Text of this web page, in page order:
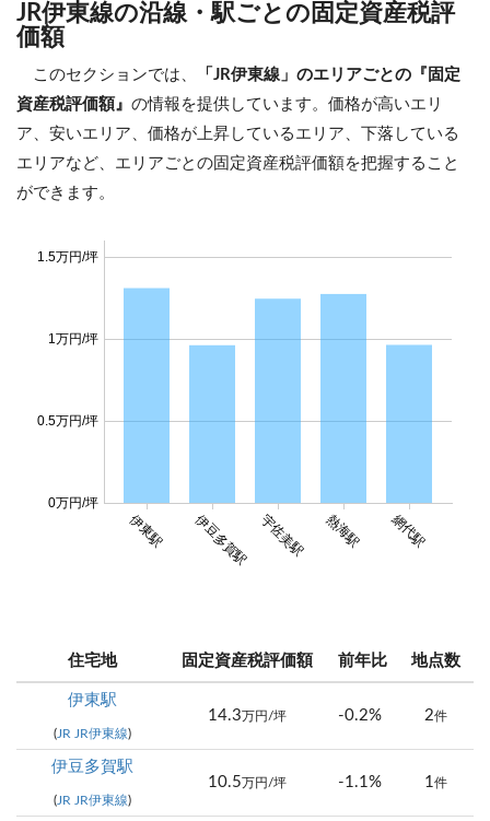
JR伊東線の沿線・駅ごとの固定資産税評
価額
このセクションでは、
「JR伊東線」のエリアごとの『固定
資産税評価額』 の情報を提供しています。価格が高いエリ
ア、安いエリア、価格が上昇しているエリア、下落している
エリアなど、エリアごとの固定資産税評価額を把握すること
ができます。
伊東駅 伊豆多賀駅 宇佐美駅 熱海駅 網代駅
0万円/坪
0.5万円/坪
1万円/坪
1.5万円/坪
住宅地 固定資産税評価額 前年比 地点数
伊東駅
(JR JR伊東線)
14.3万円/坪 -0.2% 2件
伊豆多賀駅
(JR JR伊東線)
10.5万円/坪 -1.1% 1件